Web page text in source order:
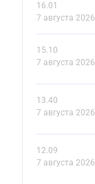
16.01
7 августа 2026
15.10
7 августа 2026
13.40
7 августа 2026
12.09
7 августа 2026